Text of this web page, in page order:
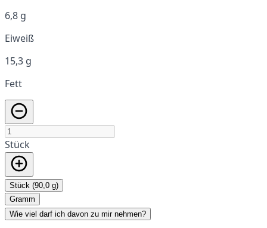
6,8 g
Eiweiß
15,3 g
Fett
Stück
Stück (90,0 g)
Gramm
Wie viel darf ich davon zu mir nehmen?